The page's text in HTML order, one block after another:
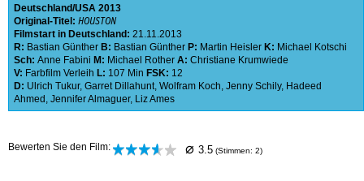
Deutschland USA 2013
Original-Titel: HOUSTON
Filmstart in Deutschland: 21.11.2013
R: Bastian Günther B: Bastian Günther P: Martin Heisler K: Michael Kotschi
Sch: Anne Fabini M: Michael Rother A: Christiane Krumwiede
V: Farbfilm Verleih L: 107 Min FSK: 12
D: Ulrich Tukur, Garret Dillahunt, Wolfram Koch, Jenny Schily, Hadeed
Ahmed , Jennifer Almaguer, Liz Ames
Bewerten Sie den Film: ⌀ 3.5 (Stimmen: 2)